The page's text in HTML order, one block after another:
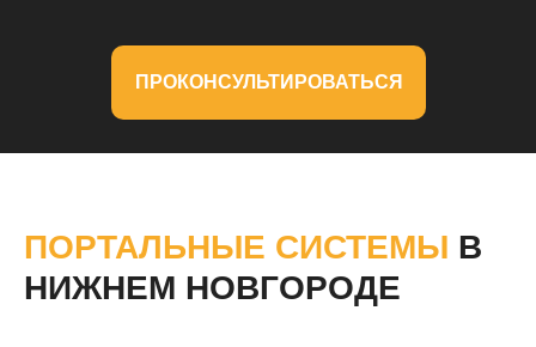
ПРОКОНСУЛЬТИРОВАТЬСЯ
ПОРТАЛЬНЫЕ СИСТЕМЫ В
НИЖНЕМ НОВГОРОДЕ